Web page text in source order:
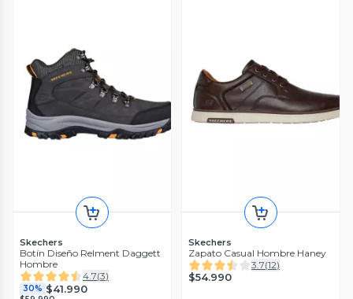
Skechers
Botín Diseño Relment Daggett
Hombre
4.7(3)
30% $41.990
Skechers
Zapato Casual Hombre Haney
3.7(12)
$54.990